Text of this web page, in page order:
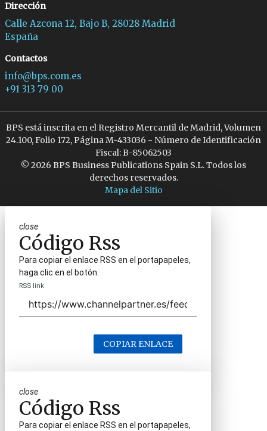
Dirección
Calle Azcona 12, Bajo B, 28028 Madrid
España
Contactos
info@bps.com.es
+91 313 79 00
BPS está inscrita en el Registro Mercantil de Madrid, Volumen
24.100, Folio 172, Página M-433036 - Número de Identificación
Fiscal: B-85062503
© 2026 BPS Business Publications Spain S.L. Todos los
derechos reservados.
Mapa del Sitio
close
Código Rss
Para copiar el enlace RSS en el portapapeles,
haga clic en el botón.
RSS link
COPIAR ENLACE
close
Código Rss
Para copiar el enlace RSS en el portapapeles,